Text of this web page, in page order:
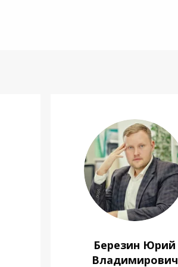
Березин Юрий
Владимирович